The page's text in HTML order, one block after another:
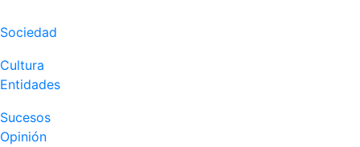
Sociedad
Cultura
Entidades
Sucesos
Opinión